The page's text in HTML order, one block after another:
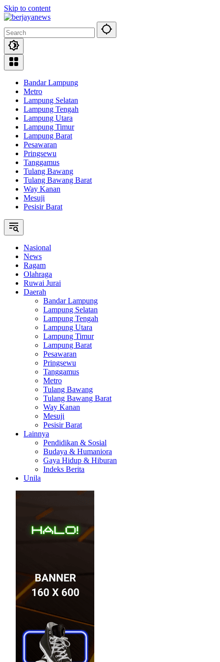
Skip to content
Bandar Lampung
Metro
Lampung Selatan
Lampung Tengah
Lampung Utara
Lampung Timur
Lampung Barat
Pesawaran
Pringsewu
Tanggamus
Tulang Bawang
Tulang Bawang Barat
Way Kanan
Mesuji
Pesisir Barat
Nasional
News
Ragam
Olahraga
Ruwai Jurai
Daerah
Bandar Lampung
Lampung Selatan
Lampung Tengah
Lampung Utara
Lampung Timur
Lampung Barat
Pesawaran
Pringsewu
Tanggamus
Metro
Tulang Bawang
Tulang Bawang Barat
Way Kanan
Mesuji
Pesisir Barat
Lainnya
Pendidikan & Sosial
Budaya & Humaniora
Gaya Hidup & Hiburan
Indeks Berita
Unila